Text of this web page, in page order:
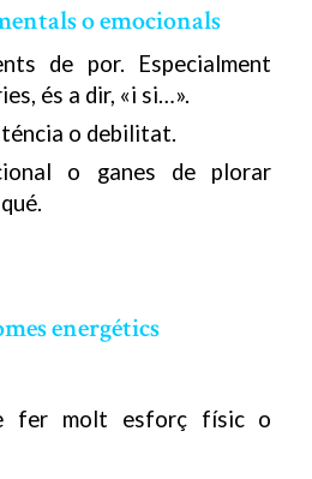
o emocionals
de por. Especialment
és a dir, «i si…».
o debilitat.
o ganes de plorar
energétics
fer molt esforç físic o